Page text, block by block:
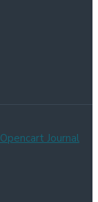
Opencart Journal